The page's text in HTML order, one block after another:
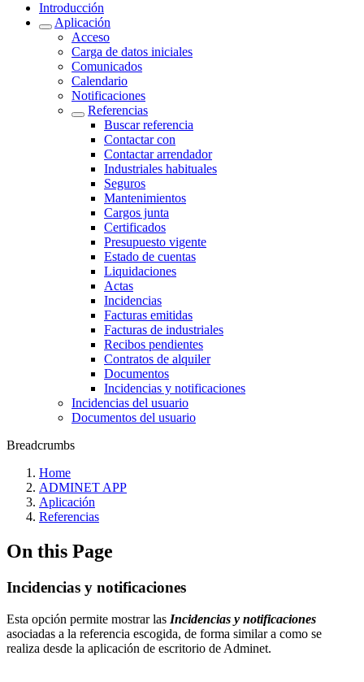
Introducción
Aplicación
Acceso
Carga de datos iniciales
Comunicados
Calendario
Notificaciones
Referencias
Buscar referencia
Contactar con
Contactar arrendador
Industriales habituales
Seguros
Mantenimientos
Cargos junta
Certificados
Presupuesto vigente
Estado de cuentas
Liquidaciones
Actas
Incidencias
Facturas emitidas
Facturas de industriales
Recibos pendientes
Contratos de alquiler
Documentos
Incidencias y notificaciones
Incidencias del usuario
Documentos del usuario
Breadcrumbs
Home
ADMINET APP
Aplicación
Referencias
On this Page
Incidencias y notificaciones
Esta opción permite mostrar las Incidencias y notificaciones
asociadas a la referencia escogida, de forma similar a como se
realiza desde la aplicación de escritorio de Adminet.